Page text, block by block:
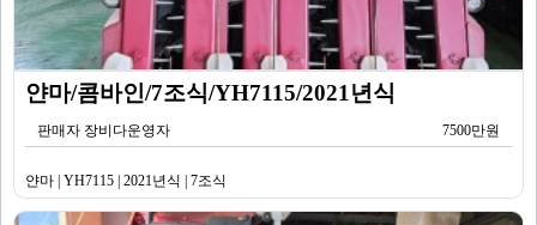
얀마/콤바인/7조식/YH7115/2021년식
판매자 장비다운영자 7500만원
얀마 | YH7115 | 2021년식 | 7조식